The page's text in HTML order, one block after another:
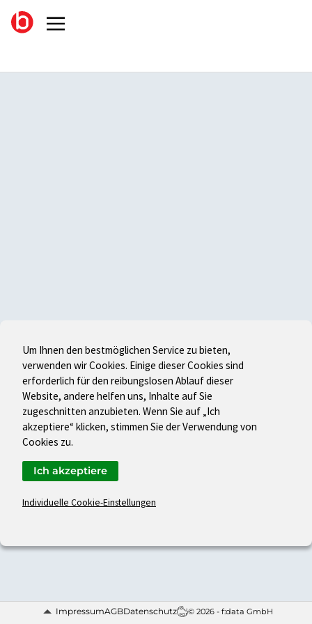
ImpressumAGBDatenschutz © 2026 - f:data GmbH
Um Ihnen den bestmöglichen Service zu bieten,
verwenden wir Cookies. Einige dieser Cookies sind
erforderlich für den reibungslosen Ablauf dieser
Website, andere helfen uns, Inhalte auf Sie
zugeschnitten anzubieten. Wenn Sie auf „Ich
akzeptiere“ klicken, stimmen Sie der Verwendung von
Cookies zu.
Individuelle Cookie-Einstellungen
Ich akzeptiere